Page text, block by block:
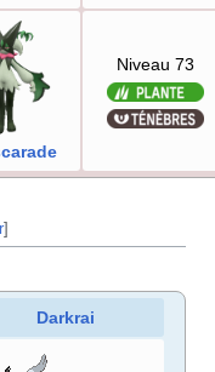
Niveau 73
]
Darkrai